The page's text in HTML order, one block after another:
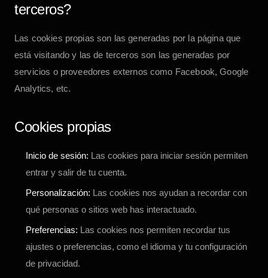
terceros?
Las cookies propias son las generadas por la página que
está visitando y las de terceros son las generadas por
servicios o proveedores externos como Facebook, Google
Analytics, etc.
Cookies propias
Inicio de sesión: Las cookies para iniciar sesión permiten
entrar y salir de tu cuenta.
Personalización: Las cookies nos ayudan a recordar con
qué personas o sitios web has interactuado.
Preferencias: Las cookies nos permiten recordar tus
ajustes o preferencias, como el idioma y tu configuración
de privacidad.